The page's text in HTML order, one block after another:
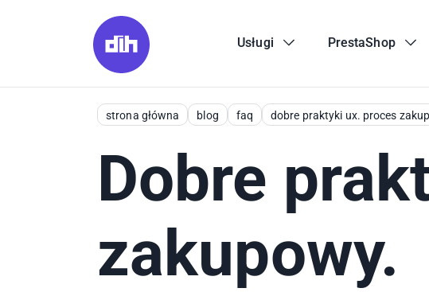
Usługi PrestaShop
strona główna blog faq dobre praktyki ux. proces
Dobre
zakupowy.